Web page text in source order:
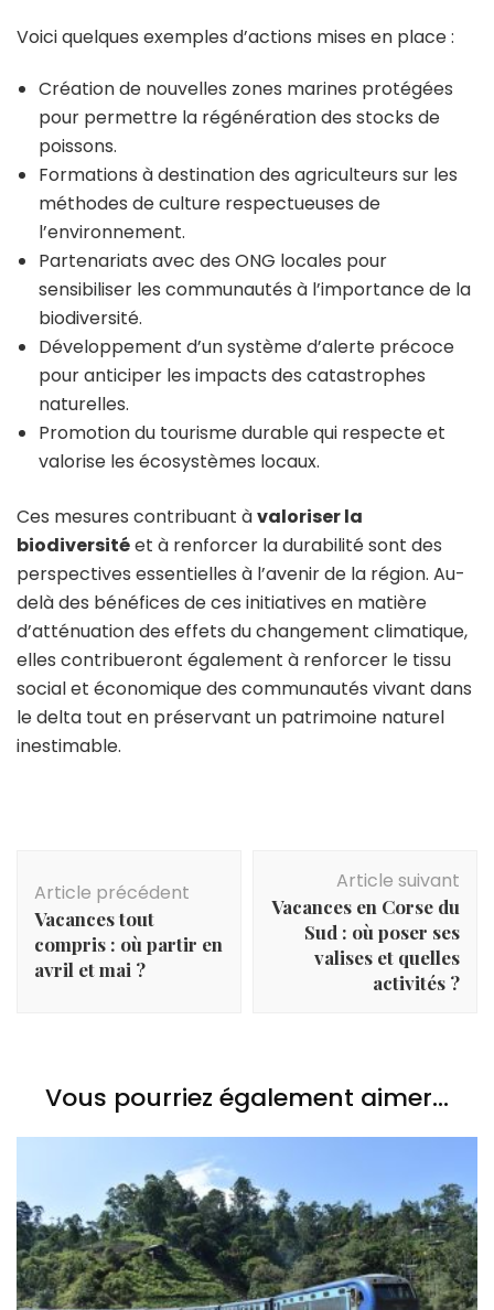
Voici quelques exemples d’actions mises en place :
Création de nouvelles zones marines protégées
pour permettre la régénération des stocks de
poissons.
Formations à destination des agriculteurs sur les
méthodes de culture respectueuses de
l’environnement.
Partenariats avec des ONG locales pour
sensibiliser les communautés à l’importance de la
biodiversité.
Développement d’un système d’alerte précoce
pour anticiper les impacts des catastrophes
naturelles.
Promotion du tourisme durable qui respecte et
valorise les écosystèmes locaux.
Ces mesures contribuant àvaloriser la
biodiversitéet à renforcer la durabilité sont des
perspectives essentielles à l’avenir de la région. Au-
delà des bénéfices de ces initiatives en matière
d’atténuation des effets du changement climatique,
elles contribueront également à renforcer le tissu
social et économique des communautés vivant dans
le delta tout en préservant un patrimoine naturel
inestimable.
d'article
Article précédent
Vacances tout
compris : où partir en
avril et mai ?
Article suivant
Vacances en Corse du
Sud : où poser ses
valises et quelles
activités ?
Vous pourriez également aimer...